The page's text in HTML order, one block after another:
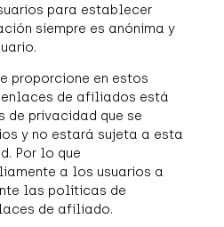
para establecer
siempre es anónima y
proporcione en estos
de afiliados está
privacidad que se
y no estará sujeta a esta
Por lo que
a los usuarios a
las políticas de
de afiliado.